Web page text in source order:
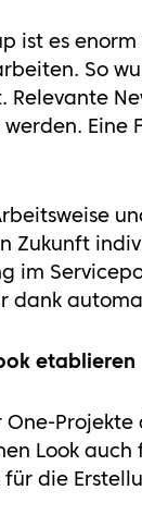
ist es
So
Relevante
Zukunft
im
dank
etablieren
One-
Look
die